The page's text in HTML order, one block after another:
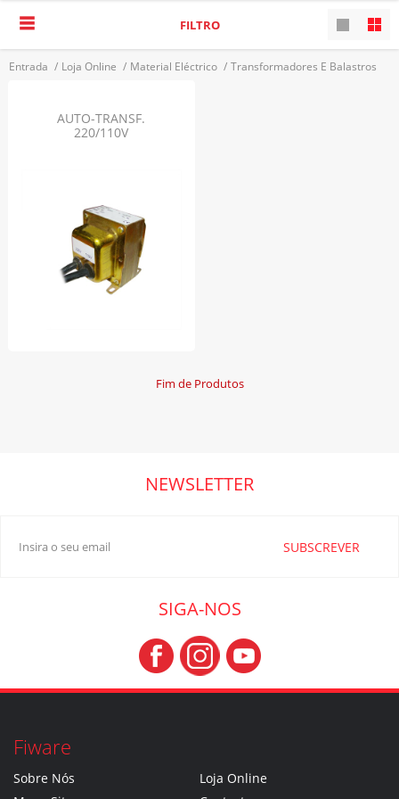
Entrada / Loja Online / Material Eléctrico / Transformadores E Balastros
FILTRO
AUTO-TRANSF.
220/110V
Fim de Produtos
NEWSLETTER
SUBSCREVER
SIGA-NOS
Fiware
Sobre Nós
Loja Online